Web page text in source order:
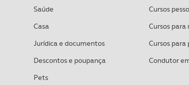
Saúde
Casa
Jurídica e documentos
Descontos e poupança
Pets
Cursos
Cursos para
Cursos para
Condutor